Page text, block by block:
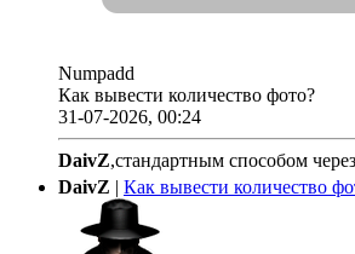
Numpadd
Как вывести количество фото?
31-07-2026, 00:24
DaivZ,стандартным способом
DaivZ | Как вывести количество